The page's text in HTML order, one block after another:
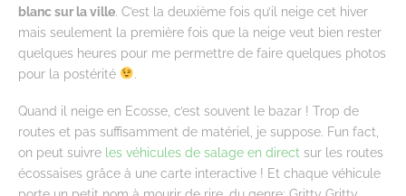
blanc sur la ville. C’est la deuxième fois qu’il neige cet hiver
mais seulement la première fois que la neige veut bien rester
quelques heures pour me permettre de faire quelques photos
pour la postérité
.
Quand il neige en Ecosse, c’est souvent le bazar ! Trop de
routes et pas suffisamment de matériel, je suppose. Fun fact,
on peut suivre les véhicules de salage en direct sur les routes
écossaises grâce à une carte interactive ! Et chaque véhicule